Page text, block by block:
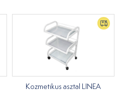
Kozmetikus asztal LINEA